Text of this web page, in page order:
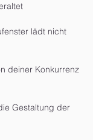
lädt nicht
deiner Konkurrenz
Gestaltung der